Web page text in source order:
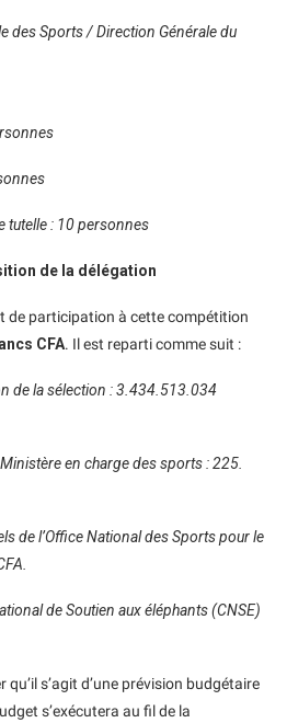
des Sports / Direction Générale du
tutelle : 10 personnes
de la délégation
de participation à cette compétition
CFA. Il est reparti comme suit :
de la sélection : 3.434.513.034
en charge des sports : 225.
de l’Office National des Sports pour le
de Soutien aux éléphants (CNSE)
s’agit d’une prévision budgétaire
s’exécutera au fil de la